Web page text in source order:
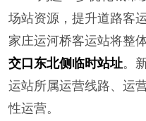
场站资源，提升道路客
家庄运河桥客运站将整
交口东北侧临时站址。
运站所属运营线路、运
性运营。